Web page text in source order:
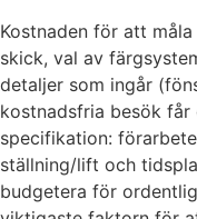
Kostnaden för att
skick, val av
detaljer som ingår
kostnadsfria besök
specifikation:
ställning/lift och
budgetera för